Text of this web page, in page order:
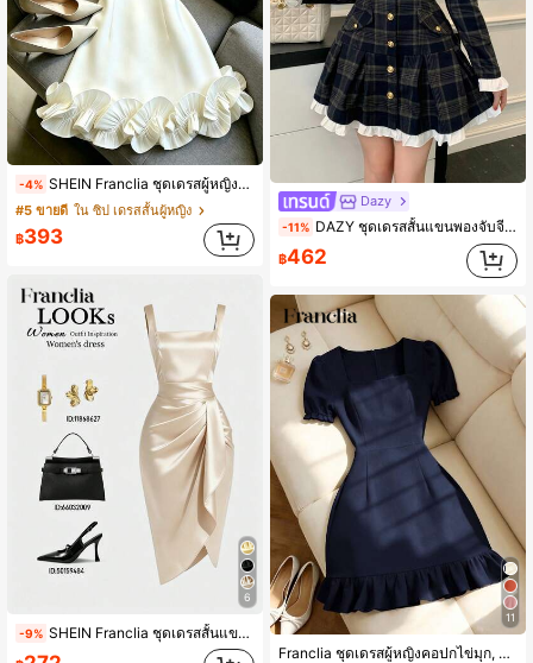
-4% SHEIN Franclia ชุดเดรสผู้หญิงสีพื้นหรูหราแต่งระบาย 3D
#5 ขายดี ใน ซิป เดรสสั้นผู้หญิง
฿393
6
-9% SHEIN Franclia ชุดเดรสสั้นแขนกุดผ้าซาตินหนา สีไวน์แดง สำหรับผู้หญิง คอเหลี่ยมสไตล์เรโทร เข้ารูปช่วงเอวด้วยจีบสามมิติ ชายกระโปรงไม่สมมาตร ชุดค็อกเทลและเดทหรูหราระดับไฮเอนด์ ชุดเดรสสั้นทรงสลิมเข้ารูป พร้อมพื้นผิวทิ้งตัว
Dazy
-11% DAZY ชุดเดรสสั้นแขนพองจับจีบระบายลายแพทเทิร์นสไตล์หรูหราของผู้หญิง, ฤดูใบไม้ร่วง
฿462
11
Franclia ชุดเดรสผู้หญิงคอปกไข่มุก, แขนสั้น คอสี่เหลี่ยม ทรงเอไลน์เข้ารูป สีพื้นสง่างาม เหมาะสำหรับงานเลี้ยง, งานวันเกิด, สวมใส่ในฤดูร้อนและฤดูใบไม้ร่วง, ใส่ในชีวิตประจำวัน, เดินทาง, สตรีท, สีกรมท่า